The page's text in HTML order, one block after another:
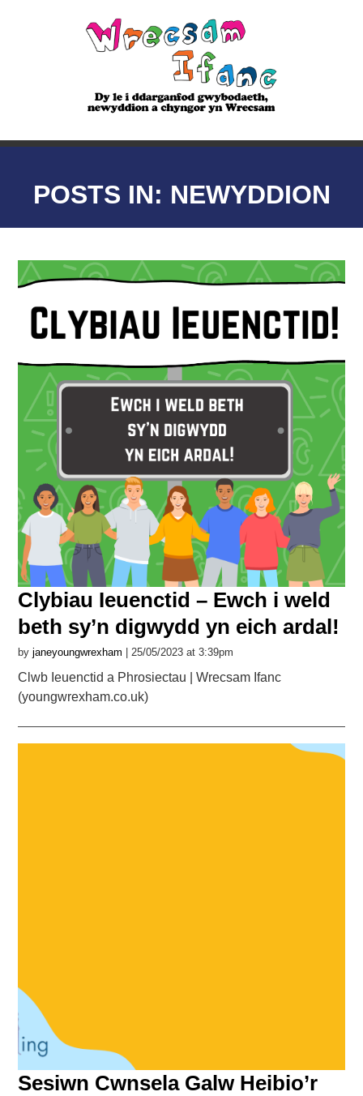
POSTS IN: NEWYDDION
Clybiau Ieuenctid – Ewch i weld
beth sy’n digwydd yn eich ardal!
byjaneyoungwrexham | 25/05/2023 at 3:39pm
Clwb Ieuenctid a Phrosiectau | Wrecsam Ifanc
(youngwrexham.co.uk)
Sesiwn Cwnsela Galw Heibio’r